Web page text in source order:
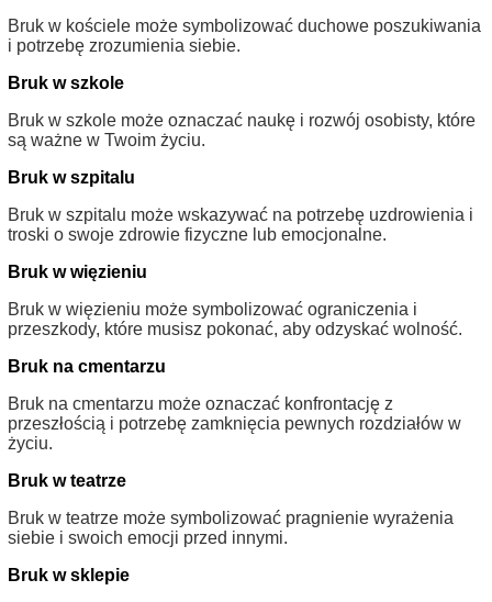
Bruk w kościele może symbolizować duchowe poszukiwania
i potrzebę zrozumienia siebie.
Bruk w szkole
Bruk w szkole może oznaczać naukę i rozwój osobisty, które
są ważne w Twoim życiu.
Bruk w szpitalu
Bruk w szpitalu może wskazywać na potrzebę uzdrowienia i
troski o swoje zdrowie fizyczne lub emocjonalne.
Bruk w więzieniu
Bruk w więzieniu może symbolizować ograniczenia i
przeszkody, które musisz pokonać, aby odzyskać wolność.
Bruk na cmentarzu
Bruk na cmentarzu może oznaczać konfrontację z
przeszłością i potrzebę zamknięcia pewnych rozdziałów w
życiu.
Bruk w teatrze
Bruk w teatrze może symbolizować pragnienie wyrażenia
siebie i swoich emocji przed innymi.
Bruk w sklepie